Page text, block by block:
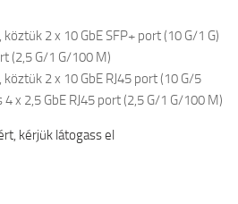
2 x 10 GbE SFP+ port (10 G/1 G)
(2,5 G/1 G/100 M)
köztük 2 x 10 GbE RJ45 port (10 G/5
x 2,5 GbE RJ45 port (2,5 G/1 G/100 M)
kérjük látogass el